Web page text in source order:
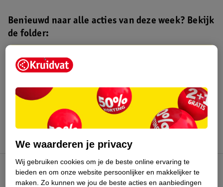
Benieuwd naar alle acties van deze week? Bekijk
de folder:
Kruidvat folder
augustus 2026.
Kruidvat Club
We waarderen je privacy
Wij gebruiken cookies om je de beste online ervaring te
bieden en om onze website persoonlijker en makkelijker te
maken. Zo kunnen we jou de beste acties en aanbiedingen